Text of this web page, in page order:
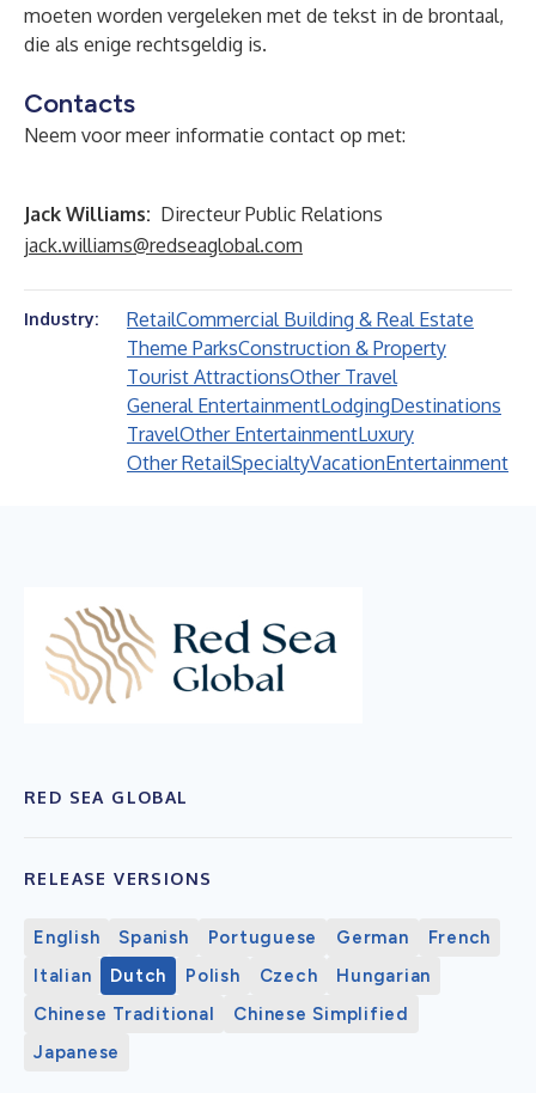
moeten worden vergeleken met de tekst in de brontaal,
die als enige rechtsgeldig is.
Contacts
Neem voor meer informatie contact op met:
Jack Williams: Directeur Public Relations
jack.williams@redseaglobal.com
Industry: RetailCommercial Building & Real Estate
Theme ParksConstruction & Property
Tourist AttractionsOther Travel
General EntertainmentLodgingDestinations
TravelOther EntertainmentLuxury
Other RetailSpecialtyVacationEntertainment
RED SEA GLOBAL
RELEASE VERSIONS
English Spanish Portuguese German
French
Italian
Dutch Polish Czech
Hungarian
Chinese Traditional
Chinese Simplified
Japanese